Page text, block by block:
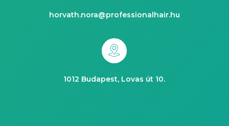
horvath.nora@professionalhair.hu
1012 Budapest, Lovas út 10.